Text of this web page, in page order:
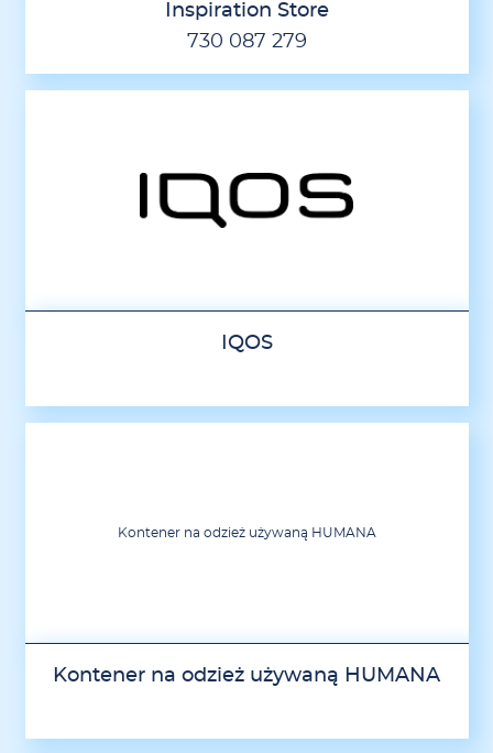
Inspiration Store
730 087 279
IQOS
Kontener na odzież używaną HUMANA
Kontener na odzież używaną HUMANA